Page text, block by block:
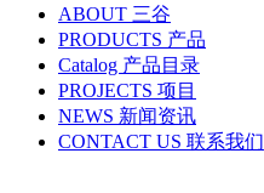
ABOUT 三谷
PRODUCTS 产品
Catalog 产品目录
PROJECTS 项目
NEWS 新闻资讯
CONTACT US 联系我们